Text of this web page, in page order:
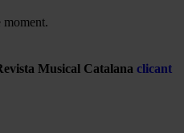
moment.
Musical Catalana clicant